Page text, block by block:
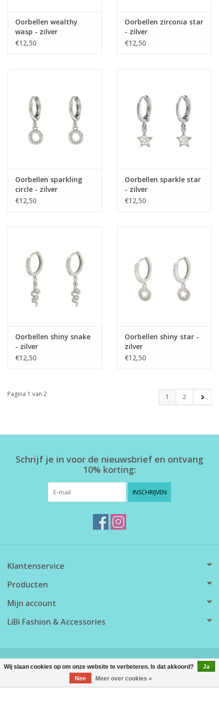
Oorbellen wealthy
wasp - zilver
€12,50
Oorbellen zirconia star
- zilver
€12,50
Oorbellen sparkling
circle - zilver
€12,50
Oorbellen sparkle star
- zilver
€12,50
Oorbellen shiny snake
- zilver
€12,50
Oorbellen shiny star -
zilver
€12,50
Pagina 1 van 2 1 2
Schrijf je in voor de nieuwsbrief en ontvang
10% korting:
INSCHRIJVEN
Klantenservice
Producten
Mijn account
LiBi Fashion & Accessories
Lightspeed
Wij slaan cookies op om onze website te verbeteren. Is dat akkoord?
Ja
Nee
Meer over cookies »